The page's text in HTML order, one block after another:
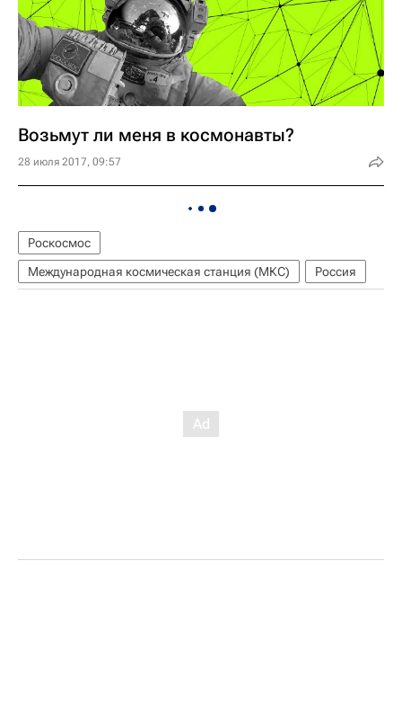
Возьмут ли меня в космонавты?
28 июля 2017, 09:57
Роскосмос
Международная космическая станция (МКС)
Россия